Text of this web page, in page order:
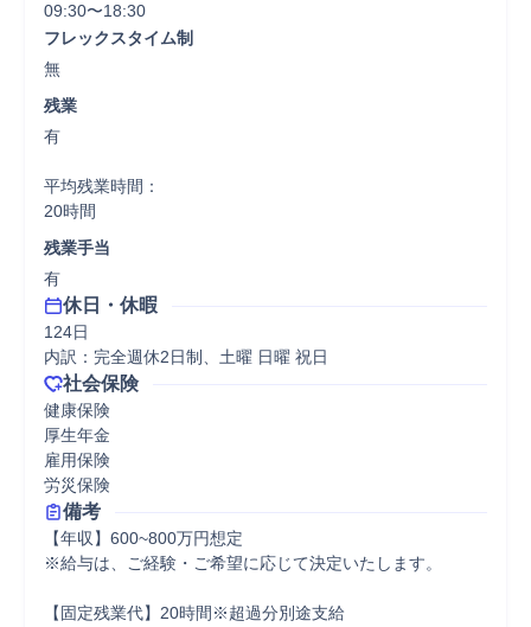
09:30〜18:30
フレックスタイム制
無
残業
有
平均残業時間：
20時間
残業手当
有
休日・休暇
124日
内訳：完全週休2日制、土曜 日曜 祝日
社会保険
健康保険
厚生年金
雇用保険
労災保険
備考
【年収】600~800万円想定
※給与は、ご経験・ご希望に応じて決定いたします。
【固定残業代】20時間※超過分別途支給